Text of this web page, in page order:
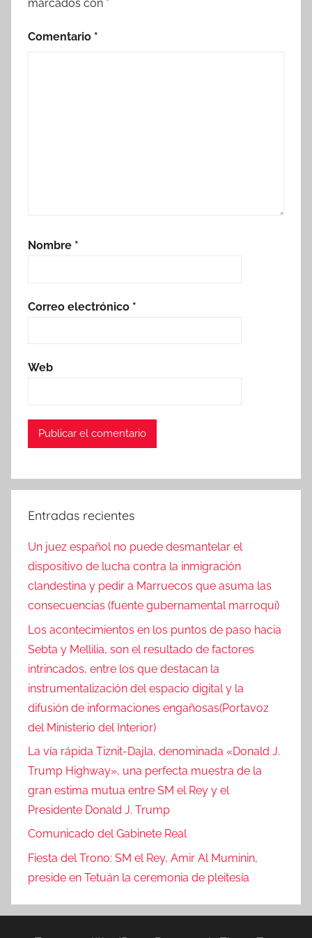
marcados con *
Comentario *
Nombre *
Correo electrónico *
Web
Entradas recientes
Un juez español no puede desmantelar el
dispositivo de lucha contra la inmigración
clandestina y pedir a Marruecos que asuma las
consecuencias (fuente gubernamental marroquí)
Los acontecimientos en los puntos de paso hacia
Sebta y Mellilia, son el resultado de factores
intrincados, entre los que destacan la
instrumentalización del espacio digital y la
difusión de informaciones engañosas(Portavoz
del Ministerio del Interior)
La vía rápida Tiznit-Dajla, denominada «Donald J.
Trump Highway», una perfecta muestra de la
gran estima mutua entre SM el Rey y el
Presidente Donald J. Trump
Comunicado del Gabinete Real
Fiesta del Trono: SM el Rey, Amir Al Muminin,
preside en Tetuán la ceremonia de pleitesía